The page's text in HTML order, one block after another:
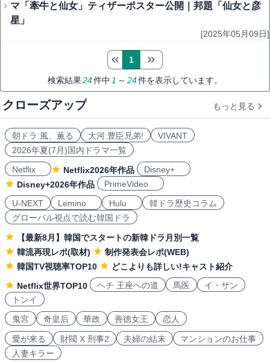
マ「牽牛と仙女」ティザーポスター公開｜邦題「仙女と彦
星」
[2025年05月09日]
検索結果24件中 1 ～ 24件を表示しています。
1
クローズアップ もっと見る
朝ドラ:風、薫る 大河:豊臣兄弟!
VIVANT
2026年夏(7月)国内ドラマ一覧
Netflix
Netflix2026年作品
Disney+
Disney+2026年作品
PrimeVideo
U-NEXT
Lemino Hulu
韓ドラ歴史コラム
グローバル視点で読む韓国ドラ
【最新8月】韓国でスタートの新韓ドラ月別一覧
韓流再現レポ(取材)
制作発表会レポ(WEB)
韓国TV視聴率TOP10
どこよりも詳しい!キャスト紹介
Netflix世界TOP10
ヘチ 王座への道 馬医
イ・サン
トンイ
鬼宮
奇皇后 華政 善徳女王 恋人
愛が来る 財閥 X 刑事2 夫婦の結末
マンションのお仕事
人妻キラー